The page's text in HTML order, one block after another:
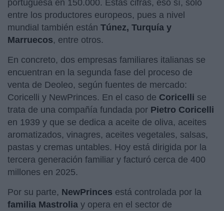
portuguesa en 150.000. Estas cifras, eso sí, sólo
entre los productores europeos, pues a nivel
mundial también están Túnez, Turquía y
Marruecos, entre otros.
En concreto, dos empresas familiares italianas se
encuentran en la segunda fase del proceso de
venta de Deoleo, según fuentes de mercado:
Coricelli y NewPrinces. En el caso de Coricelli se
trata de una compañía fundada por Pietro Coricelli
en 1939 y que se dedica a aceite de oliva, aceites
aromatizados, vinagres, aceites vegetales, salsas,
pastas y cremas untables. Hoy está dirigida por la
tercera generación familiar y facturó cerca de 400
millones en 2025.
Por su parte, NewPrinces está controlada por la
familia Mastrolia y opera en el sector de